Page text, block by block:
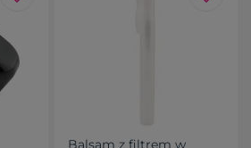
Balsam z filtrem w